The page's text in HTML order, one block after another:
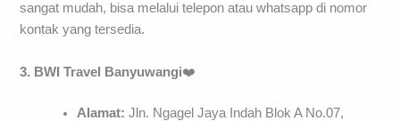
sangat mudah, bisa melalui telepon atau whatsapp di nomor
kontak yang tersedia.
3. BWI Travel Banyuwangi❤️
Alamat: Jln. Ngagel Jaya Indah Blok A No.07,